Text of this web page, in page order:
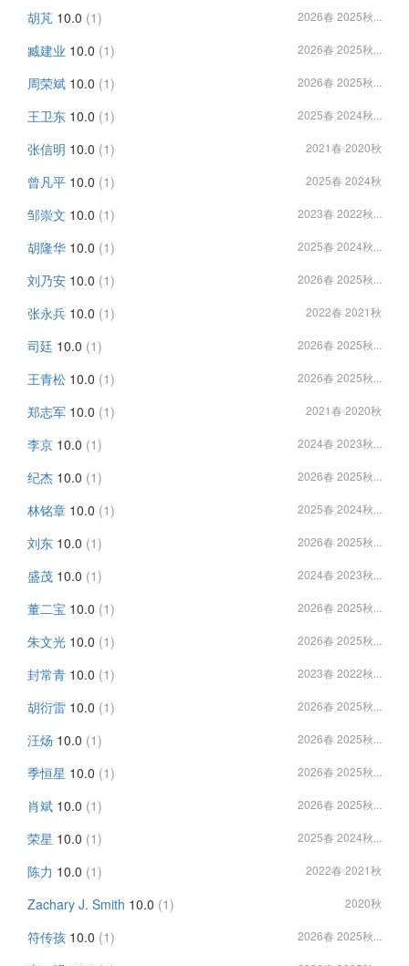
胡芃 10.0 (1) 2026春 2025秋...
臧建业 10.0 (1) 2026春 2025秋...
周荣斌 10.0 (1) 2026春 2025秋...
王卫东 10.0 (1) 2025春 2024秋...
张信明 10.0 (1) 2021春 2020秋
曾凡平 10.0 (1) 2025春 2024秋
邹崇文 10.0 (1) 2023春 2022秋...
胡隆华 10.0 (1) 2025春 2024秋...
刘乃安 10.0 (1) 2026春 2025秋...
张永兵 10.0 (1) 2022春 2021秋
司廷 10.0 (1) 2026春 2025秋...
王青松 10.0 (1) 2026春 2025秋...
郑志军 10.0 (1) 2021春 2020秋
李京 10.0 (1) 2024春 2023秋...
纪杰 10.0 (1) 2026春 2025秋...
林铭章 10.0 (1) 2025春 2024秋...
刘东 10.0 (1) 2026春 2025秋...
盛茂 10.0 (1) 2024春 2023秋...
董二宝 10.0 (1) 2026春 2025秋...
朱文光 10.0 (1) 2026春 2025秋...
封常青 10.0 (1) 2023春 2022秋...
胡衍雷 10.0 (1) 2026春 2025秋...
汪炀 10.0 (1) 2026春 2025秋...
季恒星 10.0 (1) 2026春 2025秋...
肖斌 10.0 (1) 2026春 2025秋...
荣星 10.0 (1) 2025春 2024秋...
陈力 10.0 (1) 2022春 2021秋
Zachary J. Smith 10.0 (1) 2020秋
符传孩 10.0 (1) 2026春 2025秋...